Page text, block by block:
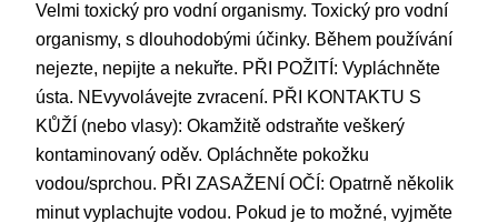
Velmi toxický pro vodní organismy. Toxický pro vodní
organismy, s dlouhodobými účinky. Během používání
nejezte, nepijte a nekuřte. PŘI POŽITÍ: Vypláchněte
ústa. NEvyvolávejte zvracení. PŘI KONTAKTU S
KŮŽÍ (nebo vlasy): Okamžitě odstraňte veškerý
kontaminovaný oděv. Opláchněte pokožku
vodou/sprchou. PŘI ZASAŽENÍ OČÍ: Opatrně několik
minut vyplachujte vodou. Pokud je to možné, vyjměte